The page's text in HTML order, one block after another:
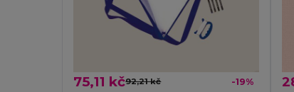
75,11 kč92,21 kč -19%